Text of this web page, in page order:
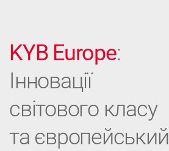
KYB Europe:
Інновації
світового класу
та європейський